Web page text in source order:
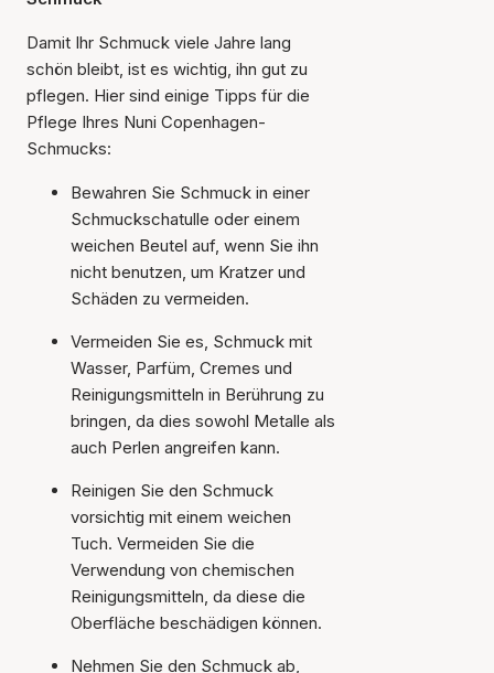
Damit Ihr Schmuck viele Jahre lang
schön bleibt, ist es wichtig, ihn gut zu
pflegen. Hier sind einige Tipps für die
Pflege Ihres Nuni Copenhagen-
Schmucks:
Bewahren Sie Schmuck in einer
Schmuckschatulle oder einem
weichen Beutel auf, wenn Sie ihn
nicht benutzen, um Kratzer und
Schäden zu vermeiden.
Vermeiden Sie es, Schmuck mit
Wasser, Parfüm, Cremes und
Reinigungsmitteln in Berührung zu
bringen, da dies sowohl Metalle als
auch Perlen angreifen kann.
Reinigen Sie den Schmuck
vorsichtig mit einem weichen
Tuch. Vermeiden Sie die
Verwendung von chemischen
Reinigungsmitteln, da diese die
Oberfläche beschädigen können.
Nehmen Sie den Schmuck ab,